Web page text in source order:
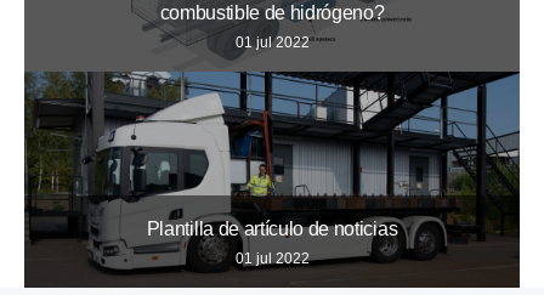
combustible de hidrógeno?
01 jul 2022
Plantilla de artículo de noticias
01 jul 2022